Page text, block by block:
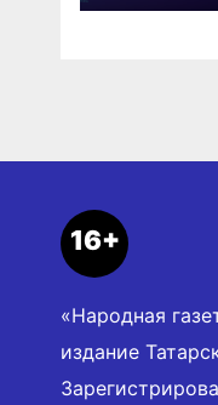
СБП в
16+
«Народная
издание